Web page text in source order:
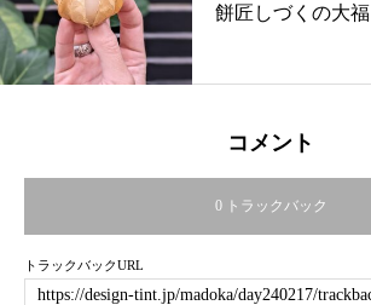
餅匠しづくの大福
コメント
0 トラックバック
トラックバックURL